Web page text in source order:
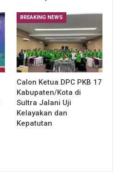
BREAKING NEWS
Calon Ketua DPC PKB 17
Kabupaten/Kota di
Sultra Jalani Uji
Kelayakan dan
Kepatutan